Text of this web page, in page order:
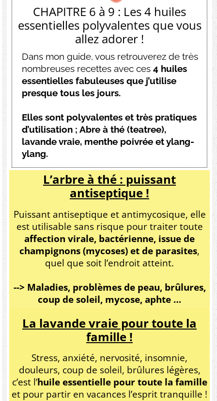
CHAPITRE 6 à 9 : Les 4 huiles
essentielles polyvalentes que vous
allez adorer !
Dans mon guide, vous retrouverez de très
nombreuses recettes avec ces 4 huiles
essentielles fabuleuses que j’utilise
presque tous les jours.
Elles sont polyvalentes et très pratiques
d’utilisation ; Abre à thé (teatree),
lavande vraie, menthe poivrée et ylang-
ylang.
L’arbre à thé : puissant
antiseptique !
Puissant antiseptique et antimycosique, elle
est utilisable sans risque pour traiter toute
affection virale, bactérienne, issue de
champignons (mycoses) et de parasites,
quel que soit l’endroit atteint.
--> Maladies, problèmes de peau, brûlures,
coup de soleil, mycose, aphte …
La lavande vraie pour toute la
famille !
Stress, anxiété, nervosité, insomnie,
douleurs, coup de soleil, brûlures légères,
c’est l’huile essentielle pour toute la famille
et pour partir en vacances l’esprit tranquille !